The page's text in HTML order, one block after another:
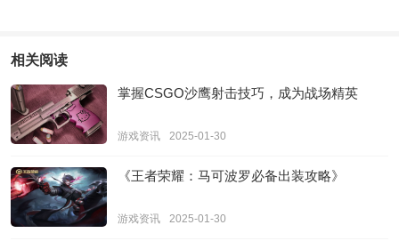
相关阅读
掌握CSGO沙鹰射击技巧，成为战场精英
游戏资讯 2025-01-30
《王者荣耀：马可波罗必备出装攻略》
游戏资讯 2025-01-30